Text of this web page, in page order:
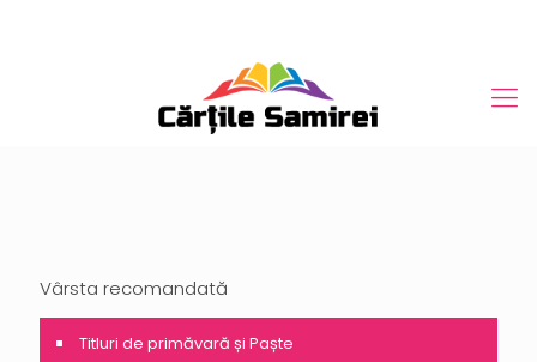
Vârsta recomandată
Titluri de primăvară și Paște